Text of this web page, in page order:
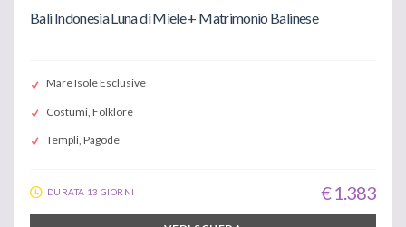
Bali Indonesia Luna di Miele + Matrimonio Balinese
Mare Isole Esclusive
Costumi, Folklore
Templi, Pagode
DURATA 13 GIORNI € 1.383